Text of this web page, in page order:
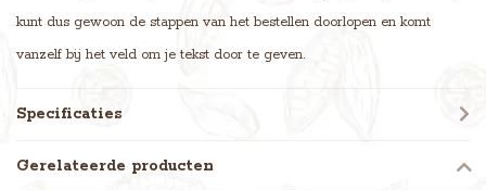
kunt dus gewoon de stappen van het bestellen doorlopen en komt
vanzelf bij het veld om je tekst door te geven.
Specificaties
Gerelateerde producten